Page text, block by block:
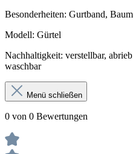
Besonderheiten: Gurtband,
Modell: Gürtel
Nachhaltigkeit: verstellbar,
waschbar
Menü schließen
0 von 0 Bewertungen